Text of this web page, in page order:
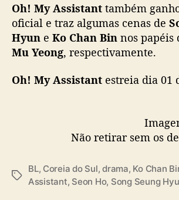
Starring Song Seung Hyun
Island) and Ko Chan Bin.
every Thursday and Friday at
Oh! My Assistant também
oficial e traz algumas cenas de
Hyun e Ko Chan Bin nos papéis
Mu Yeong, respectivamente.
Oh! My Assistant estreia dia 01
Não retirar sem os
T
BL, Coreia do Sul,drama, Ko Chan
Assistant, Seon Ho, Song Seung